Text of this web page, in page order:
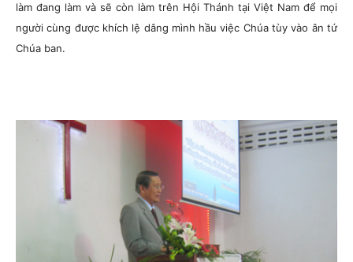
làm đang làm và sẽ còn làm trên Hội Thánh tại Việt Nam để mọi
người cùng được khích lệ dâng mình hầu việc Chúa tùy vào ân tứ
Chúa ban.